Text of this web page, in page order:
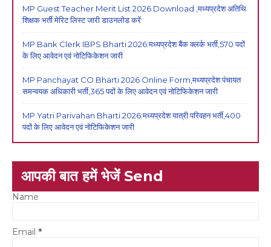
MP Guest Teacher Merit List 2026 Download ,मध्यप्रदेश अतिथि
शिक्षक भर्ती मेरिट लिस्ट जारी डाउनलोड करें
MP Bank Clerk IBPS Bharti 2026:मध्यप्रदेश बैंक क्लर्क भर्ती,570 पदों
के लिए आवेदन एवं नोटिफिकेशन जारी
MP Panchayat CO Bharti 2026 Online Form,मध्यप्रदेश पंचायत
समन्वयक अधिकारी भर्ती,365 पदों के लिए आवेदन एवं नोटिफिकेशन जारी
MP Yatri Parivahan Bharti 2026:मध्यप्रदेश यात्री परिवहन भर्ती,400
पदों के लिए आवेदन एवं नोटिफिकेशन जारी
आपकी बात हमें भेजें Send
Name
Email *